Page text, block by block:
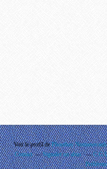
Voir le profil dePhouthay Nontanovanh
Contact
Signaler un abus